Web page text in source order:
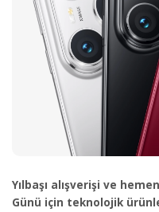
Yılbaşı alışverişi ve
Günü için teknolojik